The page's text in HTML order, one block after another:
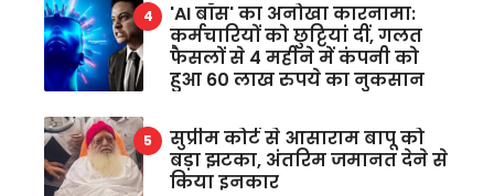
'AI बॉस' का अनोखा कारनामा:
कर्मचारियों को छुट्टियां दीं, गलत
फैसलों से 4 महीने में कंपनी को
हुआ 60 लाख रुपये का नुकसान
सुप्रीम कोर्ट से आसाराम बापू को
बड़ा झटका, अंतरिम जमानत देने से
किया इनकार